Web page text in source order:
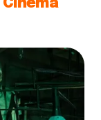
Cinéma